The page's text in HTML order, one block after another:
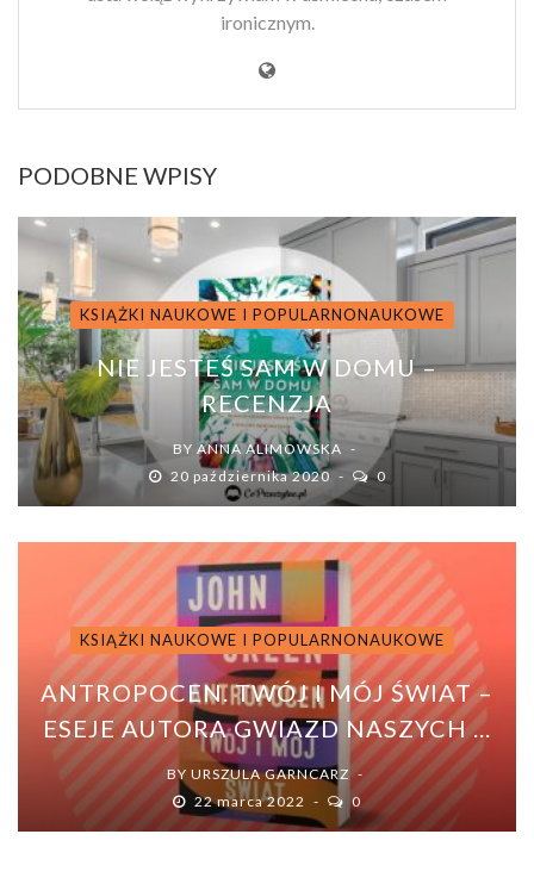
ironicznym.
PODOBNE WPISY
KSIĄŻKI NAUKOWE I POPULARNONAUKOWE
NIE JESTEŚ SAM W DOMU –
RECENZJA
BY ANNA ALIMOWSKA
20 października 2020
0
KSIĄŻKI NAUKOWE I POPULARNONAUKOWE
ANTROPOCEN. TWÓJ I MÓJ ŚWIAT –
ESEJE AUTORA GWIAZD NASZYCH ...
BY URSZULA GARNCARZ
22 marca 2022
0